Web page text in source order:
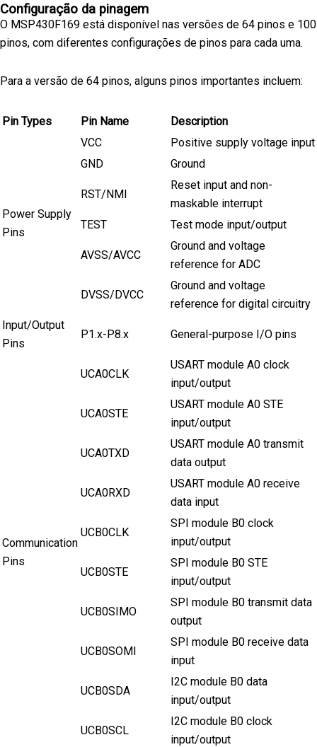
Configuração da pinagem
O MSP430F169 está disponível nas versões de 64 pinos e 100
pinos, com diferentes configurações de pinos para cada uma.
Para a versão de 64 pinos, alguns pinos importantes incluem:
Pin Types Pin Name Description
Power Supply
Pins
VCC
Positive supply voltage input
GND
Ground
RST/NMI
Reset input and non-
maskable interrupt
TEST
Test mode input/output
AVSS/AVCC
Ground and voltage
reference for ADC
DVSS/DVCC
Ground and voltage
reference for digital circuitry
Input/Output
Pins
P1.x-P8.x General-purpose I/O pins
Communication
Pins
UCA0CLK
USART module A0 clock
input/output
UCA0STE
USART module A0 STE
input/output
UCA0TXD
USART module A0 transmit
data output
UCA0RXD
USART module A0 receive
data input
UCB0CLK
SPI module B0 clock
input/output
UCB0STE
SPI module B0 STE
input/output
UCB0SIMO
SPI module B0 transmit data
output
UCB0SOMI
SPI module B0 receive data
input
UCB0SDA
I2C module B0 data
input/output
UCB0SCL
I2C module B0 clock
input/output